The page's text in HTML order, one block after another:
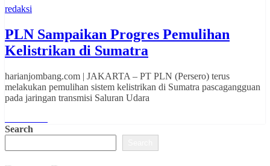
redaksi
PLN Sampaikan Progres Pemulihan
Kelistrikan di Sumatra
harianjombang.com | JAKARTA – PT PLN (Persero) terus
melakukan pemulihan sistem kelistrikan di Sumatra pascagangguan
pada jaringan transmisi Saluran Udara
Search